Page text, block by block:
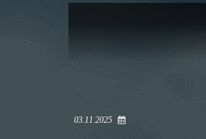
03.11.2025